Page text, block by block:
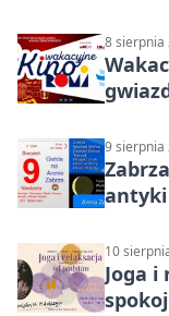
8 sierpnia
9 sierpnia
10
Joga i